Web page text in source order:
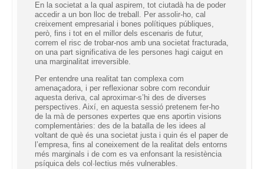
En la societat a la qual aspirem, tot ciutadà ha de poder
accedir a un bon lloc de treball. Per assolir-ho, cal
creixement empresarial i bones polítiques públiques,
però, fins i tot en el millor dels escenaris de futur,
correm el risc de trobar-nos amb una societat fracturada,
on una part significativa de les persones hagi caigut en
una marginalitat irreversible.
Per entendre una realitat tan complexa com
amenaçadora, i per reflexionar sobre com reconduir
aquesta deriva, cal aproximar-s’hi des de diverses
perspectives. Així, en aquesta sessió pretenem fer-ho
de la mà de persones expertes que ens aportin visions
complementàries: des de la batalla de les idees al
voltant de què és una societat justa i quin és el paper de
l’empresa, fins al coneixement de la realitat dels entorns
més marginals i de com es va enfonsant la resistència
psíquica dels col·lectius més vulnerables.